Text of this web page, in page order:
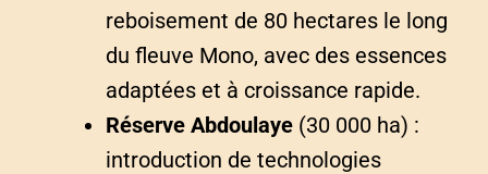
reboisement de 80 hectares le long
du fleuve Mono, avec des essences
adaptées et à croissance rapide.
Réserve Abdoulaye (30 000 ha) :
introduction de technologies